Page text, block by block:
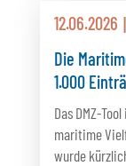
12.06.2026
Die
1.000
Das DMZ-
maritime
wurde